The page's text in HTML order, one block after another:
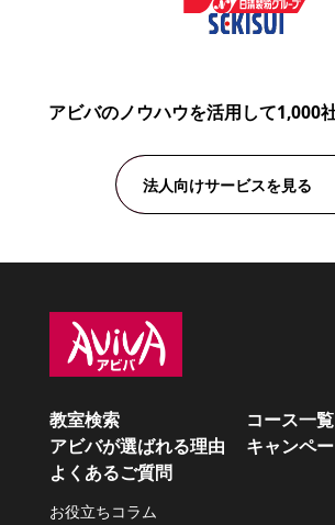
アビバのノウハウを活用して1,000
法人向けサービスを見る
教室検索
コース一覧
アビバが選ばれる理由
キャンペ
よくあるご質問
お役立ちコラム